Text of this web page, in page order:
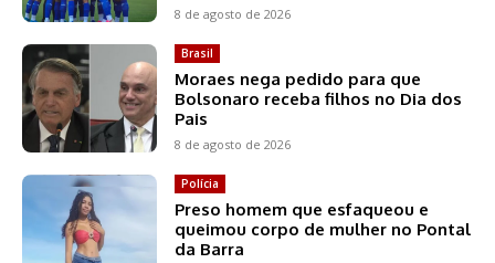
8 de agosto de 2026
Brasil
Moraes nega pedido para que
Bolsonaro receba filhos no Dia dos
Pais
8 de agosto de 2026
Polícia
Preso homem que esfaqueou e
queimou corpo de mulher no Pontal
da Barra